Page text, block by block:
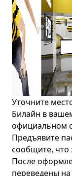
Уточните
Билайн в
официальном
Предъявите
сообщите, что
После
переведены